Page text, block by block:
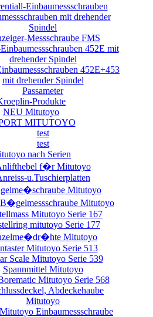
Einbaumessschrauben
mit drehender
Spindel
Messschraube FMS
452E mit
drehender Spindel
452E+453
mit drehender Spindel
Passameter
Produkte
NEU Mitutoyo
MITUTOYO
test
test
nach Serien
f�r Mitutoyo
u.Tuschierplatten
Mitutoyo
Mitutoyo
Mitutoyo Serie 167
mitutoyo Serie 177
Mitutoyo
Mitutoyo Serie 513
Scale Mitutoyo Serie 539
Spannmittel Mitutoyo
Mitutoyo Serie 568
Abdeckehaube
Mitutoyo
Einbaumessschraube